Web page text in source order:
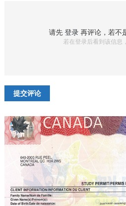
请先 登录再评论，若不
若在登录后看到该信息